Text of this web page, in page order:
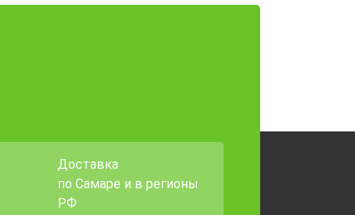
Доставка
по Самаре и в регионы
РФ